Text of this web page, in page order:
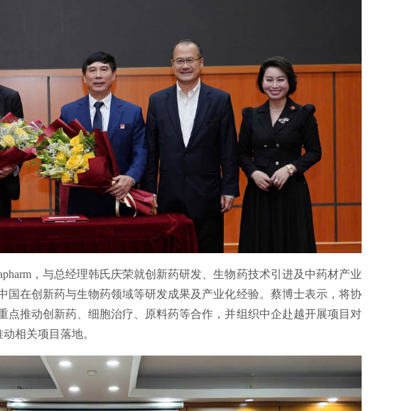
，与总经理韩氏庆荣就创新药研发、生物药技术引进及中药材产业
国在创新药与生物药领域等研发成果及产业化经验。蔡博士表示，将协
点推动创新药、细胞治疗、原料药等合作，并组织中企赴越开展项目对
相关项目落地。